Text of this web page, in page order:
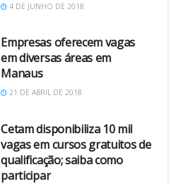
4 DE JUNHO DE 2018
Empresas oferecem vagas
em diversas áreas em
Manaus
21 DE ABRIL DE 2018
Cetam disponibiliza 10 mil
vagas em cursos gratuitos de
qualificação; saiba como
participar